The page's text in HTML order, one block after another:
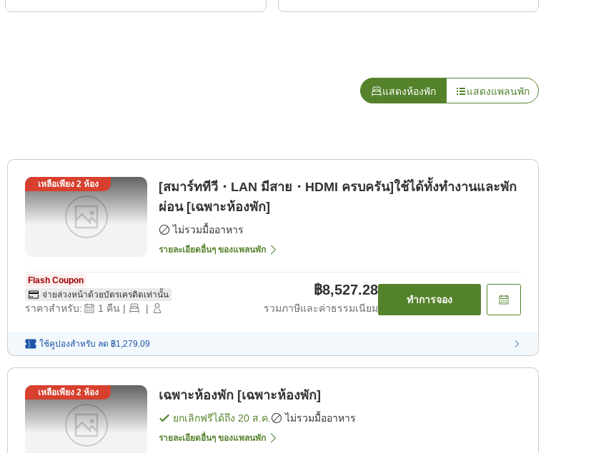
แสดงห้องพัก แสดงแพลนพัก
เหลือเพียง 2ห้อง
[สมาร์ททีวี・LAN มีสาย・HDMI ครบครัน]ใช้ได้ทั้งทำงานและพัก
ผ่อน [เฉพาะห้องพัก]
ไม่รวมมื้ออาหาร
รายละเอียดอื่นๆ ของแพลนพัก
Flash Coupon
จ่ายล่วงหน้าด้วยบัตรเครดิตเท่านั้น
ราคาสำหรับ: 1 คืน | |
฿8,527.28
รวมภาษีและค่าธรรมเนียม
ทำการจอง
ใช้คูปองสำหรับ ลด ฿1,279.09
เหลือเพียง 2ห้อง เฉพาะห้องพัก [เฉพาะห้องพัก]
ยกเลิกฟรีได้ถึง 20 ส.ค. ไม่รวมมื้ออาหาร
รายละเอียดอื่นๆ ของแพลนพัก